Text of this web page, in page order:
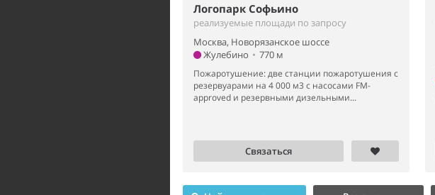
Логопарк Софьино
реализуемые площади по запросу
Москва, Новорязанское шоссе
Жулебино • 770 м
Пожаротушение: две станции пожаротушения с
резервуарами на 4 000 м3 с насосами FM-
approved и резервными дизельными...
Связаться